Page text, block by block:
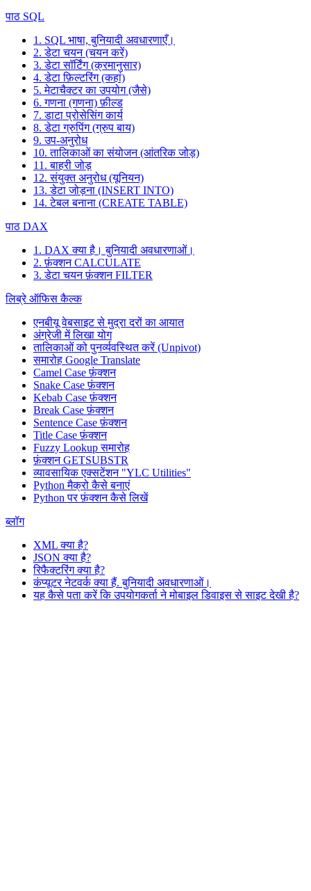
पाठ SQL
1. SQL भाषा, बुनियादी अवधारणाएँ।
2. डेटा चयन (चयन करें)
3. डेटा सॉर्टिंग (क्रमानुसार)
4. डेटा फ़िल्टरिंग (कहां)
5. मेटाचैक्टर का उपयोग (जैसे)
6. गणना (गणना) फ़ील्ड
7. डाटा प्रोसेसिंग कार्य
8. डेटा ग्रुपिंग (ग्रुप बाय)
9. उप-अनुरोध
10. तालिकाओं का संयोजन (आंतरिक जोड़)
11. बाहरी जोड़
12. संयुक्त अनुरोध (यूनियन)
13. डेटा जोड़ना (INSERT INTO)
14. टेबल बनाना (CREATE TABLE)
पाठ DAX
1. DAX क्या है। बुनियादी अवधारणाओं।
2. फ़ंक्शन CALCULATE
3. डेटा चयन फ़ंक्शन FILTER
लिब्रे ऑफिस कैल्क
एनबीयू वेबसाइट से मुद्रा दरों का आयात
अंग्रेजी में लिखा योग
तालिकाओं को पुनर्व्यवस्थित करें (Unpivot)
समारोह Google Translate
Camel Case फ़ंक्शन
Snake Case फ़ंक्शन
Kebab Case फ़ंक्शन
Break Case फ़ंक्शन
Sentence Case फ़ंक्शन
Title Case फ़ंक्शन
Fuzzy Lookupसमारोह
फ़ंक्शन GETSUBSTR
व्यावसायिक एक्सटेंशन "YLC Utilities"
Python मैक्रो कैसे बनाएं
Python पर फ़ंक्शन कैसे लिखें
ब्लॉग
XML क्या है?
JSON क्या है?
रिफैक्टरिंग क्या है?
कंप्यूटर नेटवर्क क्या हैं. बुनियादी अवधारणाओं।
यह कैसे पता करें कि उपयोगकर्ता ने मोबाइल डिवाइस से साइट देखी है?